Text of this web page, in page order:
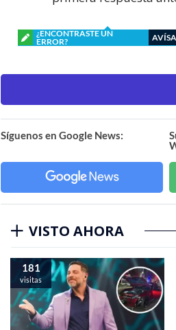
¿ENCONTRASTE UN
ERROR?
Síguenos en Google News:
VISTO AHORA
181
visitas